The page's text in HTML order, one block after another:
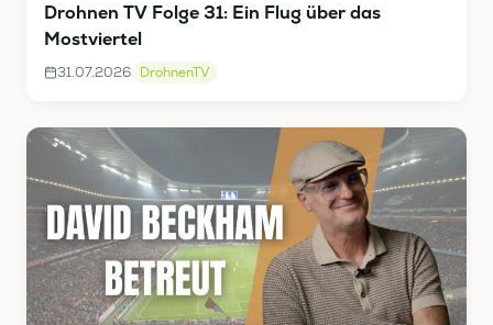
Drohnen TV Folge 31: Ein Flug über das
Mostviertel
31.07.2026 DrohnenTV